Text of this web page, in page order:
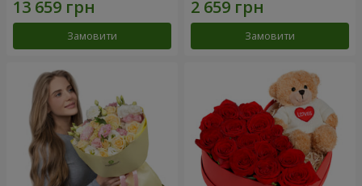
Замовити Замовити